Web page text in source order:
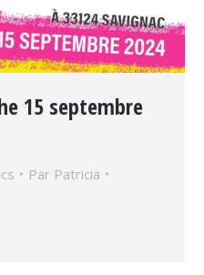
15 septembre
Par Patricia